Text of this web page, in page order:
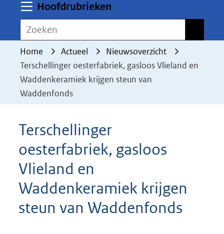
toegestaan
geweigerd.
Hoofdrubrieken
Zoeken
Home Actueel
Nieuwsoverzicht
Terschellinger oesterfabriek, gasloos Vlieland en
Waddenkeramiek krijgen steun van
Waddenfonds
Terschellinger
oesterfabriek, gasloos
Vlieland en
Waddenkeramiek krijgen
steun van Waddenfonds